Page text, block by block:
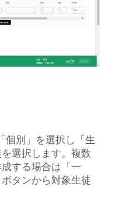
別」を選択し「生
選択します。複数
する場合は「一
タンから対象生徒